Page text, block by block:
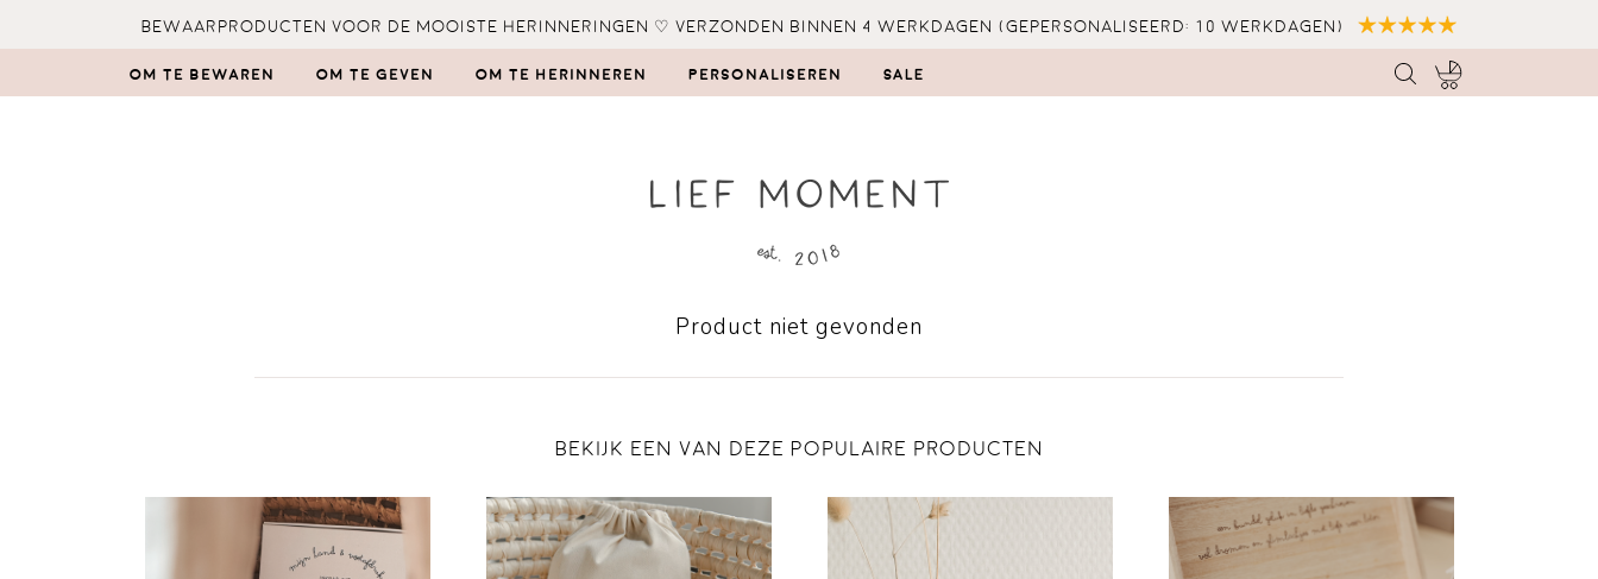
Bewaarproducten voor de mooiste herinneringen ♡ verzonden binnen 4 werkdagen (gepersonaliseerd: 10 werkdagen)
Om te bewaren Om te geven Om te herinneren Personaliseren SALE
Product niet gevonden
Bekijk een van deze Populaire producten